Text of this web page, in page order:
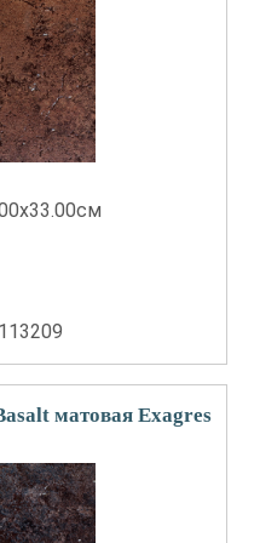
матовая Exagres